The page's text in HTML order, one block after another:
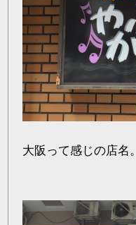
大阪って感じの店名。